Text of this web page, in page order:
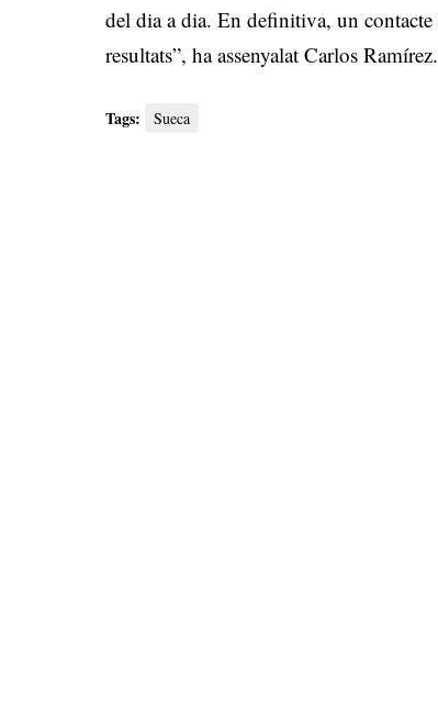
del dia a dia. En definitiva, un
resultats”, ha assenyalat Carlos Ramírez.
Tags: Sueca